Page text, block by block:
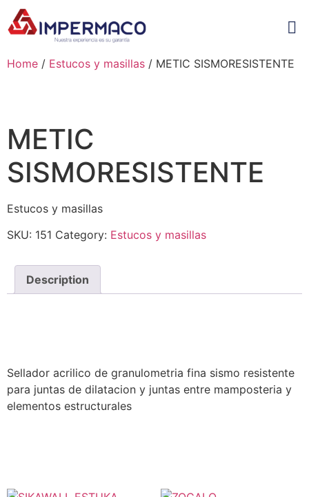
Home / Estucos y masillas / METIC SISMORESISTENTE
METIC
SISMORESISTENTE
Estucos y masillas
SKU: 151 Category: Estucos y masillas
Description
Sellador acrilico de granulometria fina sismo resistente
para juntas de dilatacion y juntas entre mamposteria y
elementos estructurales